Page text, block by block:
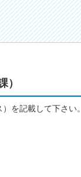
）
を記載して下さい。